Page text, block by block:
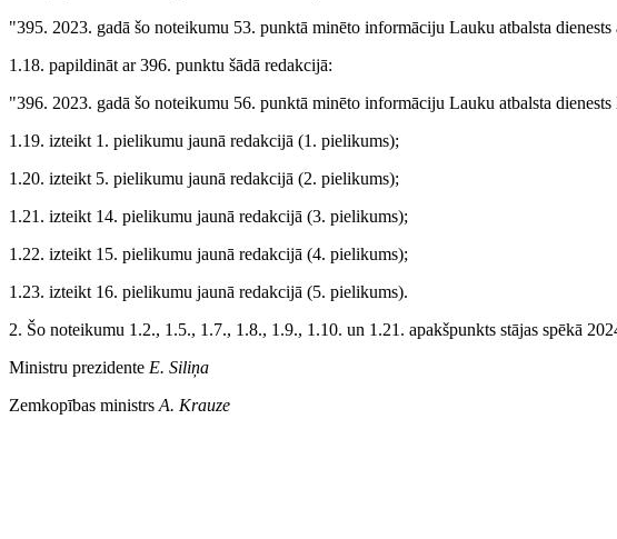
"395. 2023. gadā šo noteikumu 53. punktā minēto informāciju Lauku atbalsta
1.18. papildināt ar 396. punktu šādā redakcijā:
"396. 2023. gadā šo noteikumu 56. punktā minēto informāciju Lauku atbalsta
1.19. izteikt 1. pielikumu jaunā redakcijā (1. pielikums);
1.20. izteikt 5. pielikumu jaunā redakcijā (2. pielikums);
1.21. izteikt 14. pielikumu jaunā redakcijā (3. pielikums);
1.22. izteikt 15. pielikumu jaunā redakcijā (4. pielikums);
1.23. izteikt 16. pielikumu jaunā redakcijā (5. pielikums).
2. Šo noteikumu 1.2., 1.5., 1.7., 1.8., 1.9., 1.10. un 1.21. apakšpunkts stājas spēkā
Ministru prezidente E. Siliņa
Zemkopības ministrs A. Krauze